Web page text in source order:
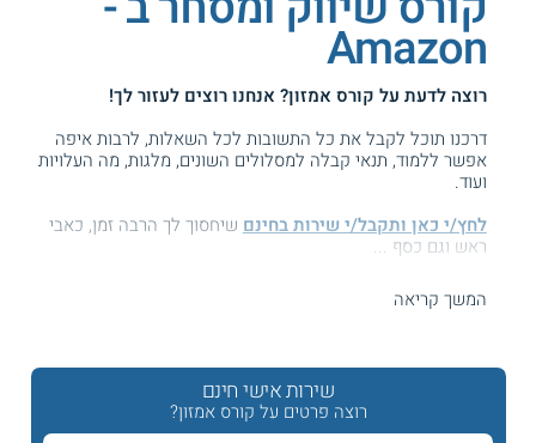
Amazon
רוצה לדעת על קורס אמזון? אנחנו רוצים לעזור לך!
דרכנו תוכל לקבל את כל התשובות לכל השאלות, לרבות איפה
אפשר ללמוד, תנאי קבלה למסלולים השונים, מלגות, מה העלויות
ועוד.
לחץ/י כאן ותקבל/י שירות בחינם שיחסוך לך הרבה זמן, כאבי
ראש וגם כסף ...
המידע באתר הועיל ל87% מהגולשים.
קורס מסחר באמזון - קורס אמאזון
המשך קריאה
שירות אישי חינם
רוצה פרטים על קורס אמזון?